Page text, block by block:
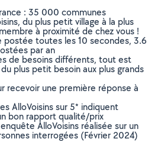
: 35 000 communes
du plus petit village à la plus
à proximité de chez vous !
postée toutes les 10 secondes, 3.6
par an
de besoins différents, tout est
plus petit besoin aux plus grands
recevoir une première réponse à
AlloVoisins sur 5* indiquent
bon rapport qualité/prix
AlloVoisins réalisée sur un
interrogées (Février 2024)